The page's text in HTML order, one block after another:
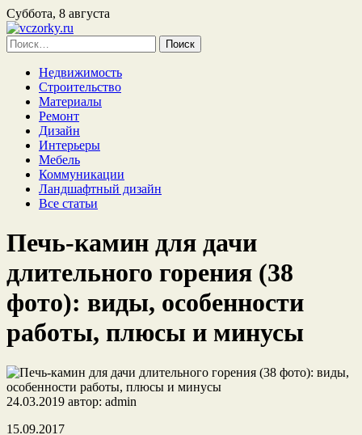
Суббота, 8 августа
Найти:
Недвижимость
Строительство
Материалы
Ремонт
Дизайн
Интерьеры
Мебель
Коммуникации
Ландшафтный дизайн
Все статьи
Печь-камин для дачи
длительного горения (38
фото): виды, особенности
работы, плюсы и минусы
24.03.2019 автор: admin
15.09.2017